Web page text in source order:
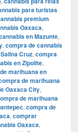
para turistas
premium
Oaxaca,
en Mazunte,
, compra de cannabis
Cruz, compra
en Zipolite,
marihuana en
de marihuana
Oaxaca City,
de marihuana
, compra de
, comprar
Oaxaca,